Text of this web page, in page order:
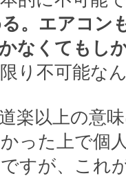
。エアコン
なくてもし
り不可能な
楽以上の意
った上で個
すが、これ